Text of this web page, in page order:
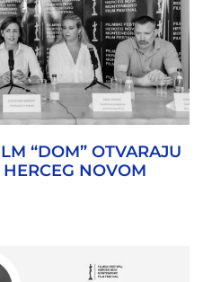
“DOM” OTVARAJU
NOVOM